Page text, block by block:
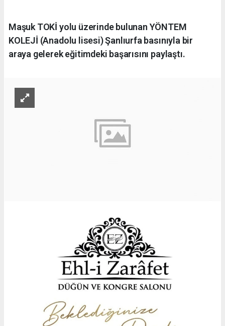
Maşuk TOKİ yolu üzerinde bulunan YÖNTEM
KOLEJİ (Anadolu lisesi) Şanlıurfa basınıyla bir
araya gelerek eğitimdeki başarısını paylaştı.